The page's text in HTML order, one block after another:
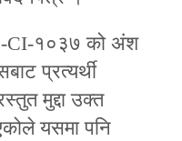
CI-१०३७ को अंश
प्रत्यर्थी
मुद्दा उक्त
यसमा पनि